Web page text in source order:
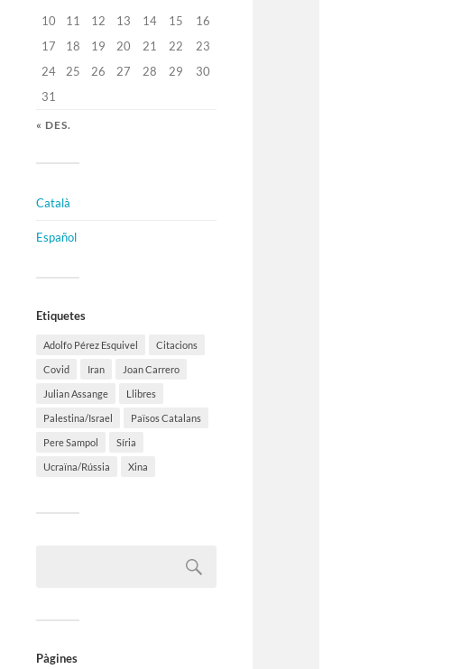
10
11 12 13 14 15
16
17
18 19 20 21 22
23
24
25 26 27 28 29
30
31
« DES.
Català
Español
Etiquetes
Adolfo Pérez Esquivel Citacions
Covid Iran Joan Carrero
Julian Assange Llibres
Palestina/Israel Països Catalans
Pere Sampol Síria
Ucraïna/Rússia Xina
Pàgines